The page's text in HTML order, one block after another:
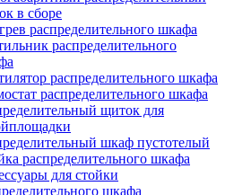
в сборе
распределительного шкафа
распределительного
распределительного шкафа
распределительного шкафа
щиток для
шкаф пустотелый
распределительного шкафа
для стойки
шкафа